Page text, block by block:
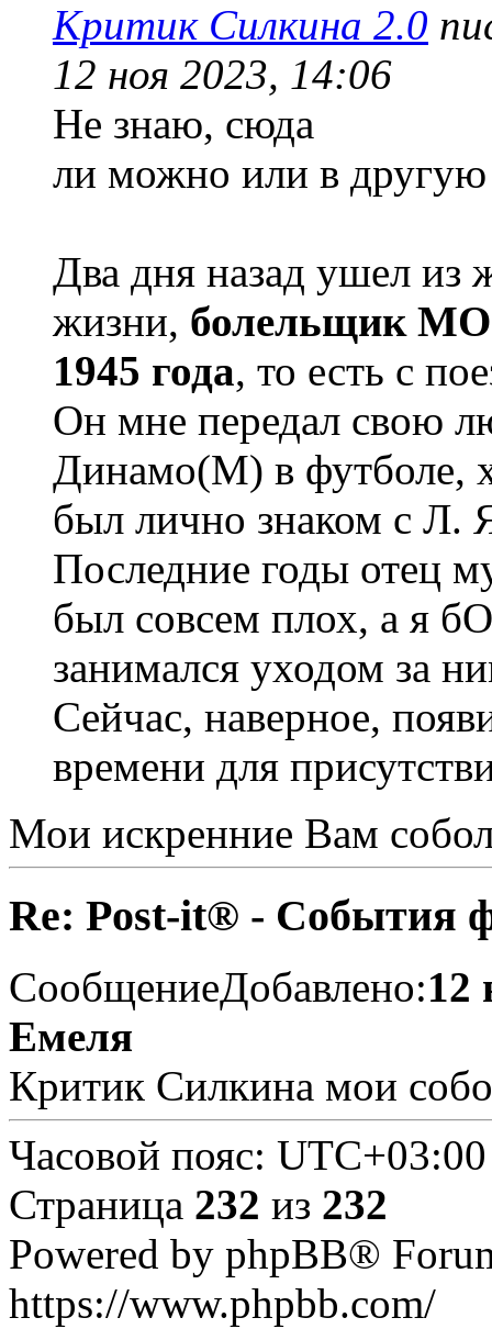
Критик Силкина 2.0
12 ноя 2023, 14:06
Не знаю, сюда
ли можно или в другую
Два дня назад ушел из
жизни, болельщик
1945 года, то есть с
Он мне передал свою
Динамо(М) в футболе,
был лично знаком с
Последние годы отец
был совсем плох, а я
занимался уходом за
Сейчас, наверное,
времени для
Мои искренние Вам
Re: Post-it® - События
СообщениеДобавлено:12
Емеля
Критик Силкина мои
Часовой пояс: UTC+03:00
Страница 232 из 232
Powered by phpBB®
https://www.phpbb.com/